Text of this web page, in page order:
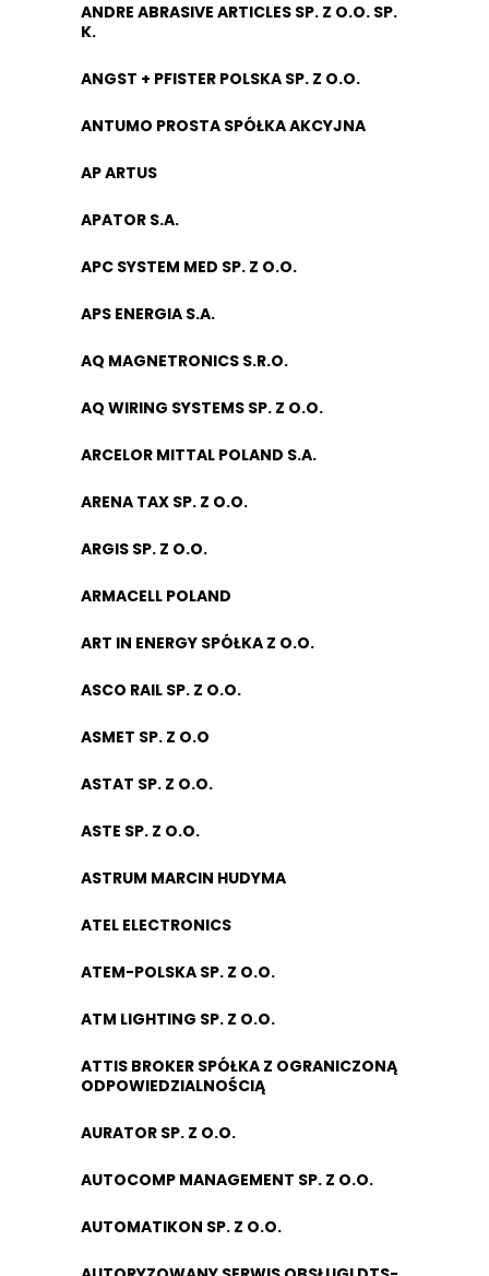
ANDRE ABRASIVE ARTICLES SP. Z O.O. SP.
K.
ANGST + PFISTER POLSKA SP. Z O.O.
ANTUMO PROSTA SPÓŁKA AKCYJNA
AP ARTUS
APATOR S.A.
APC SYSTEM MED SP. Z O.O.
APS ENERGIA S.A.
AQ MAGNETRONICS S.R.O.
AQ WIRING SYSTEMS SP. Z O.O.
ARCELOR MITTAL POLAND S.A.
ARENA TAX SP. Z O.O.
ARGIS SP. Z O.O.
ARMACELL POLAND
ART IN ENERGY SPÓŁKA Z O.O.
ASCO RAIL SP. Z O.O.
ASMET SP. Z O.O
ASTAT SP. Z O.O.
ASTE SP. Z O.O.
ASTRUM MARCIN HUDYMA
ATEL ELECTRONICS
ATEM-POLSKA SP. Z O.O.
ATM LIGHTING SP. Z O.O.
ATTIS BROKER SPÓŁKA Z OGRANICZONĄ
ODPOWIEDZIALNOŚCIĄ
AURATOR SP. Z O.O.
AUTOCOMP MANAGEMENT SP. Z O.O.
AUTOMATIKON SP. Z O.O.